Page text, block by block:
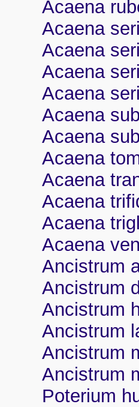
Acaena
Acaena
Acaena
Acaena
Acaena
Acaena
Acaena
Acaena
Acaena
Acaena
Acaena
Acaena
Ancistrum
Ancistrum
Ancistrum
Ancistrum
Ancistrum
Ancistrum
Poterium